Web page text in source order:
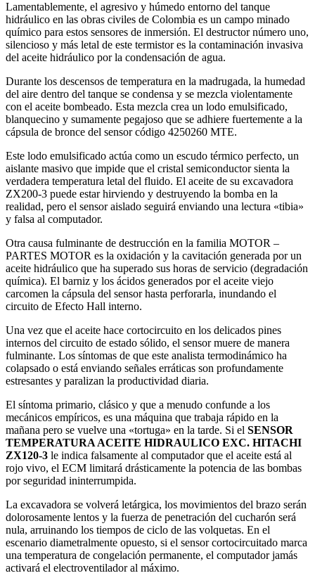
Lamentablemente, el agresivo y húmedo entorno del tanque
hidráulico en las obras civiles de Colombia es un campo minado
químico para estos sensores de inmersión. El destructor número uno,
silencioso y más letal de este termistor es la contaminación invasiva
del aceite hidráulico por la condensación de agua.
Durante los descensos de temperatura en la madrugada, la humedad
del aire dentro del tanque se condensa y se mezcla violentamente
con el aceite bombeado. Esta mezcla crea un lodo emulsificado,
blanquecino y sumamente pegajoso que se adhiere fuertemente a la
cápsula de bronce del sensor código 4250260 MTE.
Este lodo emulsificado actúa como un escudo térmico perfecto, un
aislante masivo que impide que el cristal semiconductor sienta la
verdadera temperatura letal del fluido. El aceite de su excavadora
ZX200-3 puede estar hirviendo y destruyendo la bomba en la
realidad, pero el sensor aislado seguirá enviando una lectura «tibia»
y falsa al computador.
Otra causa fulminante de destrucción en la familia MOTOR –
PARTES MOTOR es la oxidación y la cavitación generada por un
aceite hidráulico que ha superado sus horas de servicio (degradación
química). El barniz y los ácidos generados por el aceite viejo
carcomen la cápsula del sensor hasta perforarla, inundando el
circuito de Efecto Hall interno.
Una vez que el aceite hace cortocircuito en los delicados pines
internos del circuito de estado sólido, el sensor muere de manera
fulminante. Los síntomas de que este analista termodinámico ha
colapsado o está enviando señales erráticas son profundamente
estresantes y paralizan la productividad diaria.
El síntoma primario, clásico y que a menudo confunde a los
mecánicos empíricos, es una máquina que trabaja rápido en la
mañana pero se vuelve una «tortuga» en la tarde. Si el SENSOR
TEMPERATURA ACEITE HIDRAULICO EXC. HITACHI
ZX120-3 le indica falsamente al computador que el aceite está al
rojo vivo, el ECM limitará drásticamente la potencia de las bombas
por seguridad ininterrumpida.
La excavadora se volverá letárgica, los movimientos del brazo serán
dolorosamente lentos y la fuerza de penetración del cucharón será
nula, arruinando los tiempos de ciclo de las volquetas. En el
escenario diametralmente opuesto, si el sensor cortocircuitado marca
una temperatura de congelación permanente, el computador jamás
activará el electroventilador al máximo.